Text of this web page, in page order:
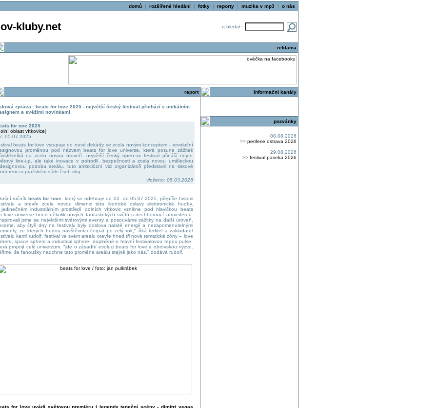
domů| rozšířené hledání| fotky| reporty| muzika v mp3 | o nás
ov-kluby.net q.hledat::
reklama
report
zpráva:: beats for love 2025 - největší český festival přichází s unikátním
a svěžími novinkami
for ove 2025
oblast vítkovice]
05.07.2025
beats for love vstupuje do nové dekády se zcela novým konceptem - revoluční
proměnou pod názvem beats for love universe, která posune zážitek
na zcela novou úroveň. největší český open-air festival přináší nejen
line-up, ale také inovace v pohodlí, bezpečnosti a zcela novou uměleckou
podobu areálu. tuto ambiciózní vizi organizátoři představili na tiskové
v pražském sídle čsob shq.
vloženo: 05.03.2025
ročník beats for love, který se odehraje od 02. do 05.07.2025, přepíše historii
a otevře zcela novou dimenzi této ikonické oslavy elektronické hudby.
industriálním prostředí dolních vítkovic vznikne pod hlavičkou beats
love universe hned několik nových fantastických světů s dechberoucí atmosférou.
jsme se největšími světovými eventy a posouváme zážitky na další úroveň.
aby čtyři dny na festivalu byly doslova nabité energií a nezapomenutelnými
ze kterých budou návštěvníci čerpat po celý rok," říká ředitel a zakladatel
kamil rudolf. festival ve svém areálu otevře hned tři nové tematické zóny – love
space sphere a industrial sphere, doplněné o hlavní festivalovou tepnu pulse,
propojí celé univerzum. "jde o zásadní evoluci beats for love a obrovskou výzvu.
že fanoušky nadchne tato proměna areálu stejně jako nás," dodává rudolf.
for love uvádí světovou premiéru i legendy taneční scény - dimitri vegas
informační kanály
pozvánky
08.08.2026
>> periferie ostrava 2026
29.08.2026
>> festival paseka 2026